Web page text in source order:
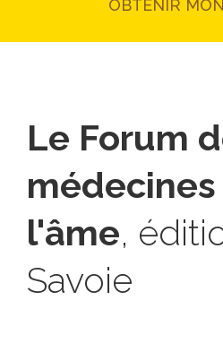
OBTENIR
Le Forum
l'âme,
Savoie